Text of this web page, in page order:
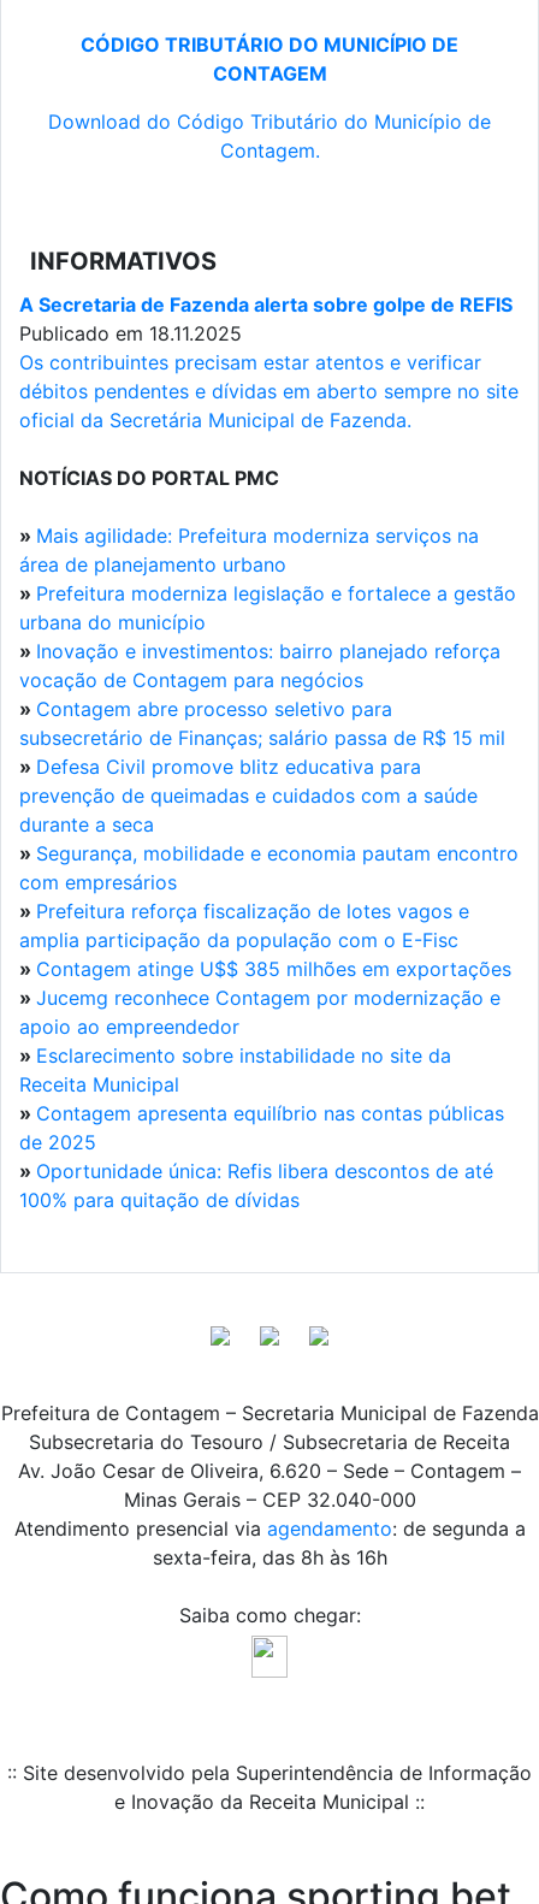
CÓDIGO TRIBUTÁRIO DO MUNICÍPIO DE
CONTAGEM
Download do Código Tributário do Município de
Contagem.
INFORMATIVOS
A Secretaria de Fazenda alerta sobre golpe de REFIS
Publicado em 18.11.2025
Os contribuintes precisam estar atentos e verificar
débitos pendentes e dívidas em aberto sempre no site
oficial da Secretária Municipal de Fazenda.
NOTÍCIAS DO PORTAL PMC
» Mais agilidade: Prefeitura moderniza serviços na
área de planejamento urbano
» Prefeitura moderniza legislação e fortalece a gestão
urbana do município
» Inovação e investimentos: bairro planejado reforça
vocação de Contagem para negócios
» Contagem abre processo seletivo para
subsecretário de Finanças; salário passa de R$ 15 mil
» Defesa Civil promove blitz educativa para
prevenção de queimadas e cuidados com a saúde
durante a seca
» Segurança, mobilidade e economia pautam encontro
com empresários
» Prefeitura reforça fiscalização de lotes vagos e
amplia participação da população com o E-Fisc
» Contagem atinge U$$ 385 milhões em exportações
» Jucemg reconhece Contagem por modernização e
apoio ao empreendedor
» Esclarecimento sobre instabilidade no site da
Receita Municipal
» Contagem apresenta equilíbrio nas contas públicas
de 2025
» Oportunidade única: Refis libera descontos de até
100% para quitação de dívidas
Prefeitura de Contagem – Secretaria Municipal de Fazenda
Subsecretaria do Tesouro / Subsecretaria de Receita
Av. João Cesar de Oliveira, 6.620 – Sede – Contagem –
Minas Gerais – CEP 32.040-000
Atendimento presencial via agendamento: de segunda a
sexta-feira, das 8h às 16h
Saiba como chegar:
:: Site desenvolvido pela Superintendência de Informação
e Inovação da Receita Municipal ::